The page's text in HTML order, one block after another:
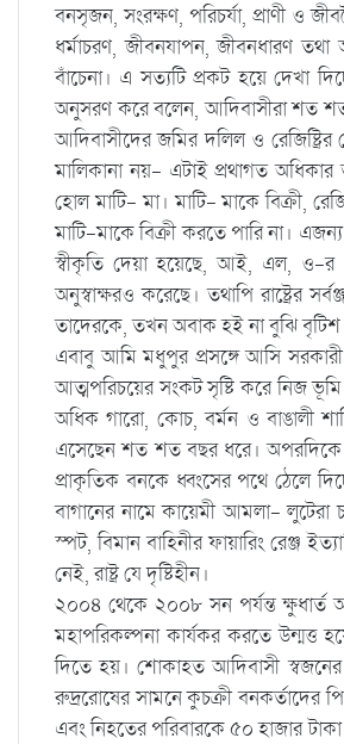
বনসৃজন, সংরক্ষণ, পরিচর্যা, প্রাণী ও
ধর্মাচরণ, জীবনযাপন, জীবনধারণ
বাঁচেনা। এ সত্যটি প্রকট হয়ে দেখা
অনুসরণ করে বলেন, আদিবাসীরা শত শত
আদিবাসীদের জমির দলিল ও
মালিকানা নয়- এটাই প্রথাগত
হোল মাটি- মা। মাটি- মাকে বিক্রী,
মাটি-মাকে বিক্রী করতে পারি না।
স্বীকৃতি দেয়া হয়েছে, আই, এল, ও-র
অনুস্বাক্ষরও করেছে। তথাপি রাষ্ট্রের
তাদেরকে, তখন অবাক হই না বুঝি বৃটিশ
এবাবু আমি মধুপুর প্রসঙ্গে আসি
আত্মপরিচয়ের সংকট সৃষ্টি করে নিজ
অধিক গারো, কোচ, বর্মন ও বাঙালী
এসেছেন শত শত বছর ধরে। অপরদিকে
প্রাকৃতিক বনকে ধ্বংসের পথে ঠেলে
বাগানের নামে কায়েমী আমলা- লুটেরা
স্পট, বিমান বাহিনীর ফায়ারিং রেঞ্জ
নেই, রাষ্ট্র যে দৃষ্টিহীন।
২০০৪ থেকে ২০০৮ সন পর্যন্ত ক্ষুধার্ত
মহাপরিকল্পনা কার্যকর করতে উন্মত্ত
দিতে হয়। শোকাহত আদিবাসী
রুদ্ররোষের সামনে কুচক্রী বনকর্তাদের
এবং নিহতের পরিবারকে ৫০ হাজার